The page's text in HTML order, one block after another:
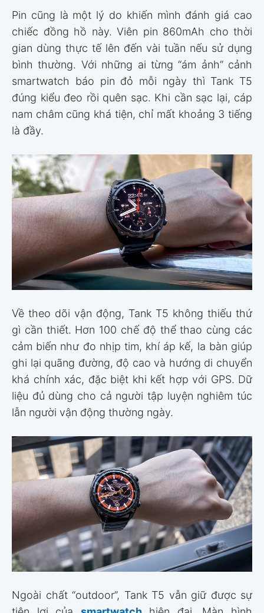
Pin cũng là một lý do khiến mình đánh giá cao
chiếc đồng hồ này. Viên pin 860mAh cho thời
gian dùng thực tế lên đến vài tuần nếu sử dụng
bình thường. Với những ai từng “ám ảnh” cảnh
smartwatch báo pin đỏ mỗi ngày thì Tank T5
đúng kiểu đeo rồi quên sạc. Khi cần sạc lại, cáp
nam châm cũng khá tiện, chỉ mất khoảng 3 tiếng
là đầy.
Về theo dõi vận động, Tank T5 không thiếu thứ
gì cần thiết. Hơn 100 chế độ thể thao cùng các
cảm biến như đo nhịp tim, khí áp kế, la bàn giúp
ghi lại quãng đường, độ cao và hướng di chuyển
khá chính xác, đặc biệt khi kết hợp với GPS. Dữ
liệu đủ dùng cho cả người tập luyện nghiêm túc
lẫn người vận động thường ngày.
Ngoài chất “outdoor”, Tank T5 vẫn giữ được sự